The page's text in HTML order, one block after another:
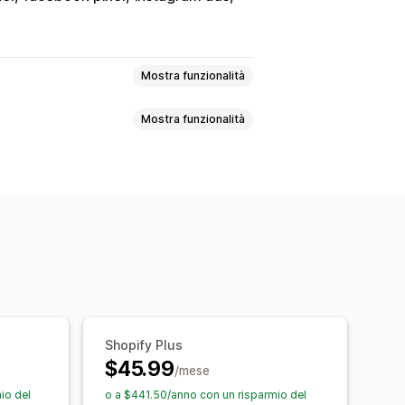
Mostra funzionalità
Attribuzione UTM
Mostra funzionalità
Feed in base ai destinatari
delle conversioni
del
Shopify Plus
$45.99/mese
o a $441.50/anno con un risparmio del